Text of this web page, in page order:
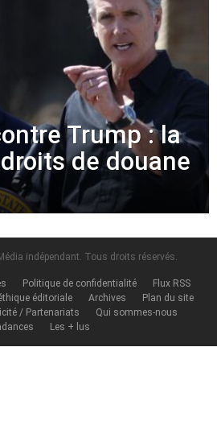
Trump : la
de douane
indépendant. Tous droits réservés.
Politique de confidentialité
Flux RSS
éditoriale Archives
Plan du site
/ Partenariats
Qui sommes-nous
Les + lus